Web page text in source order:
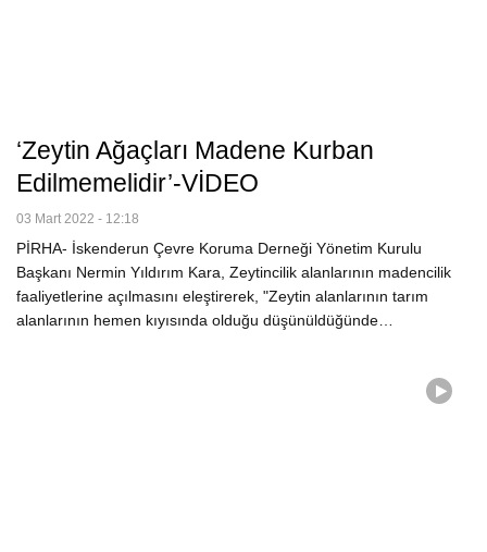
‘Zeytin Ağaçları Madene Kurban
Edilmemelidir’-VİDEO
03 Mart 2022 - 12:18
PİRHA- İskenderun Çevre Koruma Derneği Yönetim Kurulu
Başkanı Nermin Yıldırım Kara, Zeytincilik alanlarının madencilik
faaliyetlerine açılmasını eleştirerek, "Zeytin alanlarının tarım
alanlarının hemen kıyısında olduğu düşünüldüğünde…